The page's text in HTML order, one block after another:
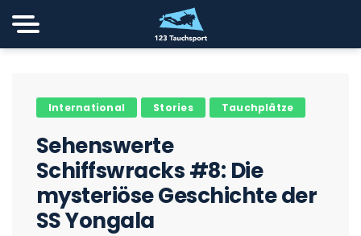
International Stories Tauchplätze
Sehenswerte
Schiffswracks #8: Die
mysteriöse Geschichte der
SS Yongala